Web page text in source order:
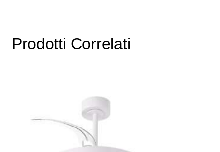
Prodotti Correlati